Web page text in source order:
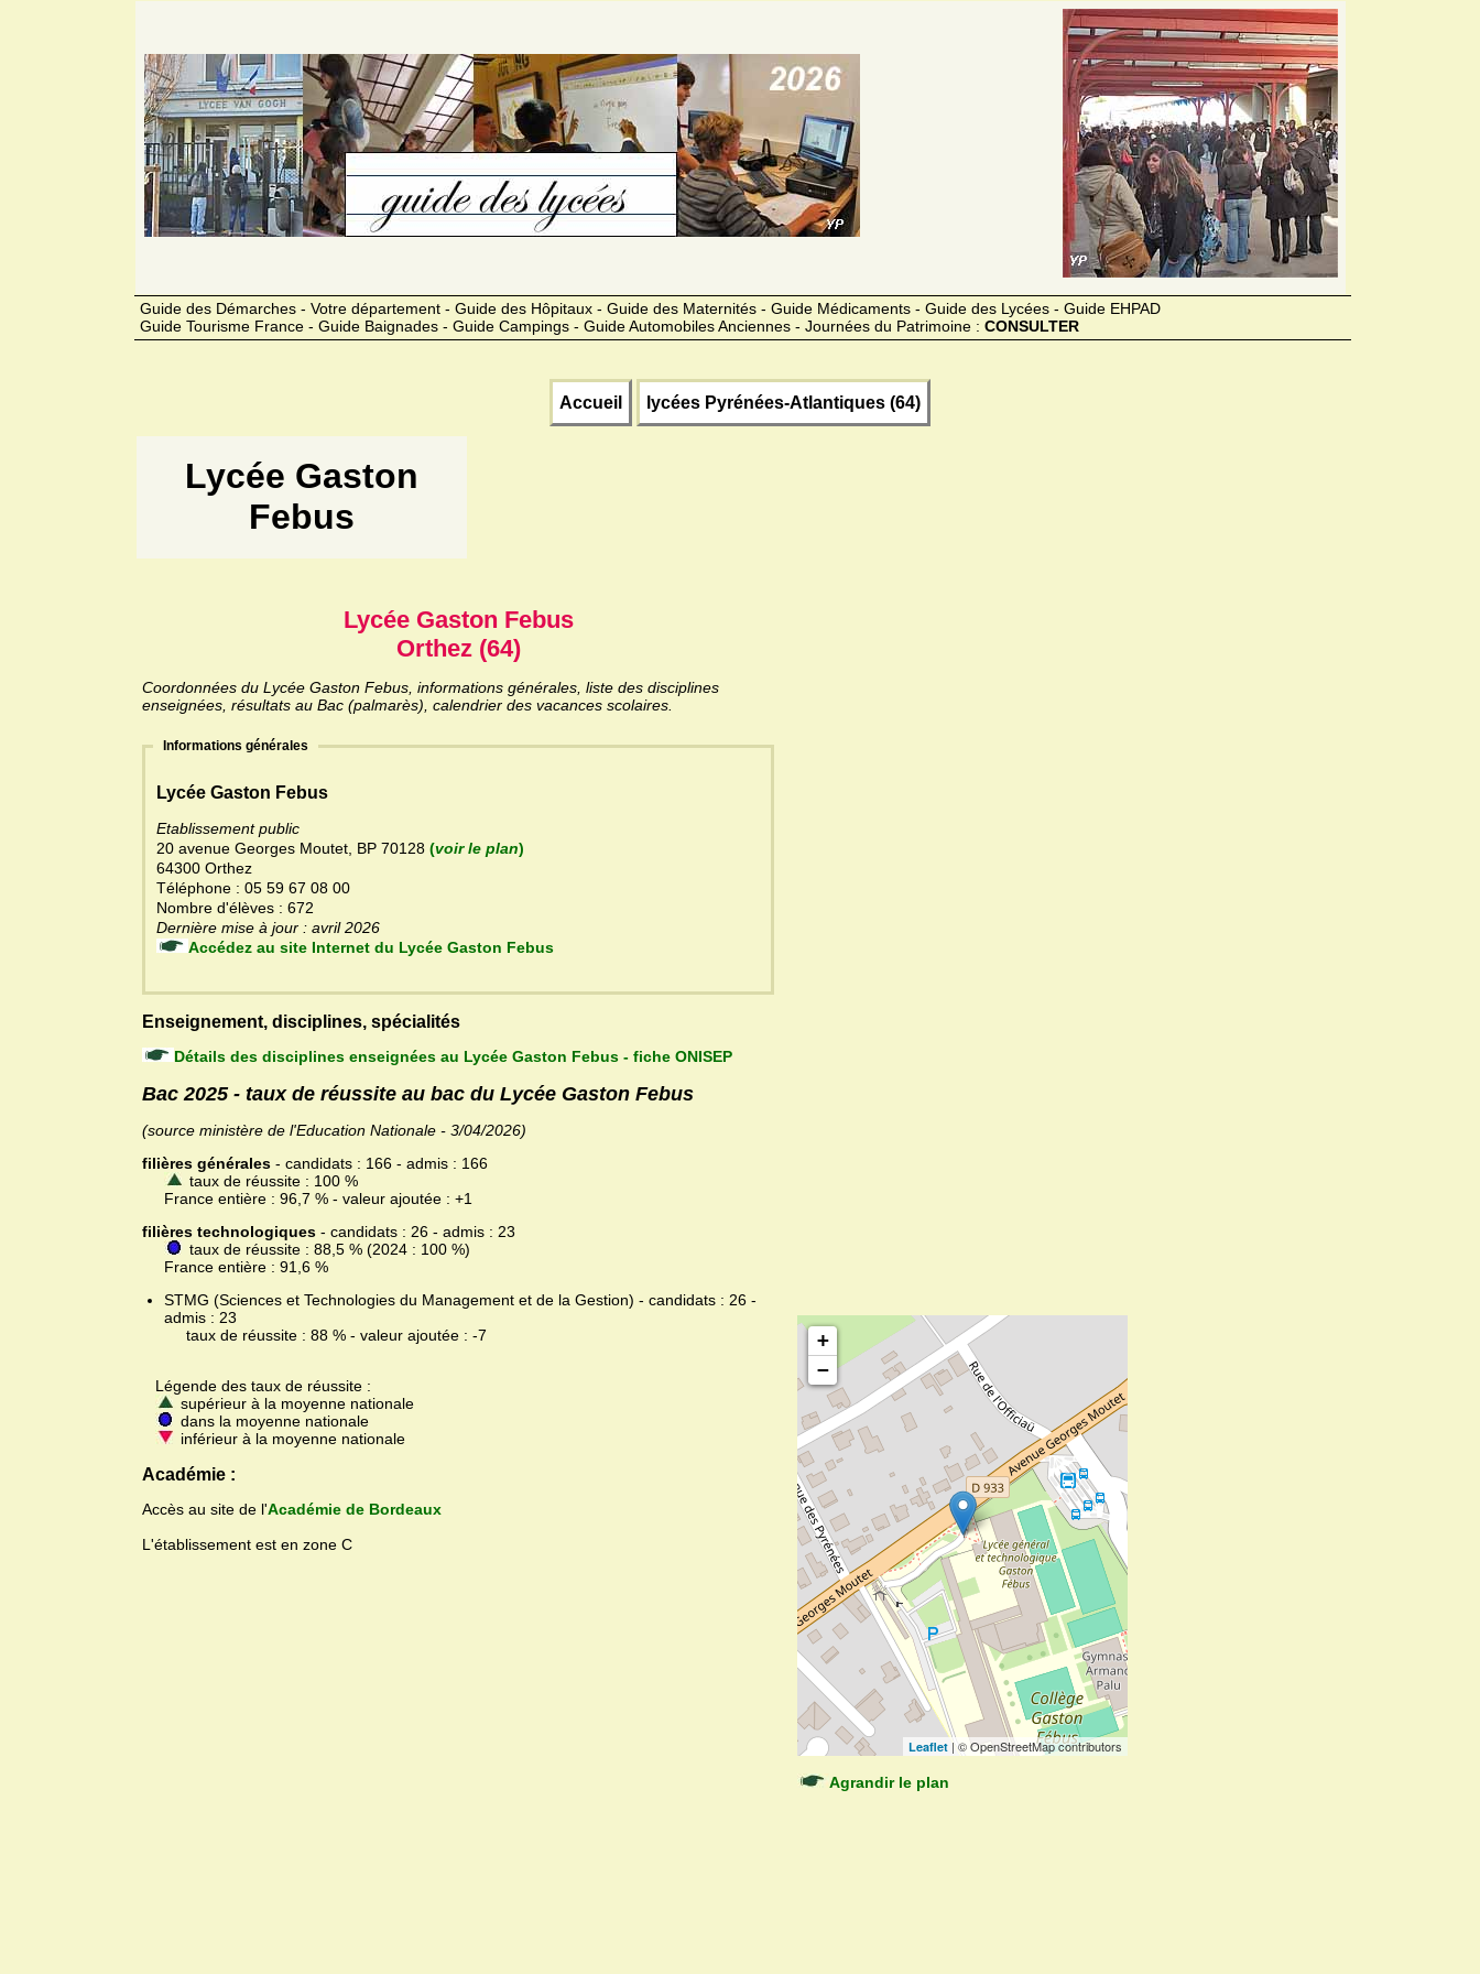
Guide des Démarches - Votre département - Guide des Hôpitaux - Guide des Maternités - Guide Médicaments - Guide des Lycées - Guide EHPAD
Guide Tourisme France - Guide Baignades - Guide Campings - Guide Automobiles Anciennes - Journées du Patrimoine : CONSULTER
Accueil lycées Pyrénées-Atlantiques (64)
Lycée Gaston
Febus
Lycée Gaston Febus
Orthez (64)
Coordonnées du Lycée Gaston Febus, informations générales, liste des disciplines
enseignées, résultats au Bac (palmarès), calendrier des vacances scolaires.
Informations générales
Lycée Gaston Febus
Etablissement public
20 avenue Georges Moutet, BP 70128 (voir le plan)
64300 Orthez
Téléphone : 05 59 67 08 00
Nombre d'élèves : 672
Dernière mise à jour : avril 2026
Accédez au site Internet du Lycée Gaston Febus
Enseignement, disciplines, spécialités
Détails des disciplines enseignées au Lycée Gaston Febus - fiche ONISEP
Bac 2025 - taux de réussite au bac du Lycée Gaston Febus
(source ministère de l'Education Nationale - 3/04/2026)
filières générales - candidats : 166 - admis : 166
taux de réussite : 100 %
France entière : 96,7 % - valeur ajoutée : +1
filières technologiques - candidats : 26 - admis : 23
taux de réussite : 88,5 % (2024 : 100 %)
France entière : 91,6 %
STMG (Sciences et Technologies du Management et de la Gestion) - candidats : 26 -
admis : 23
taux de réussite : 88 % - valeur ajoutée : -7
Légende des taux de réussite :
supérieur à la moyenne nationale
dans la moyenne nationale
inférieur à la moyenne nationale
Académie :
Accès au site de l'Académie de Bordeaux
L'établissement est en zone C
+
−
Leaflet | © OpenStreetMap contributors
Agrandir le plan